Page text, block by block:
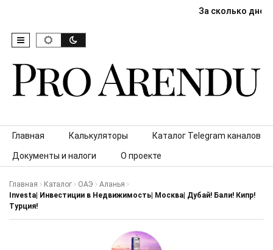
За сколько дней
Skip to content
Главная Калькуляторы Каталог Telegram каналов
Документы и налоги О проекте
Главная Каталог ОАЭ
Аланья
Investa| Инвестиции в Недвижимость| Москва| Дубай! Бали! Кипр!
Турция!